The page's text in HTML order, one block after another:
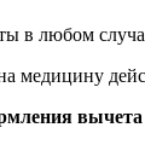
в любом
медицину
вычета